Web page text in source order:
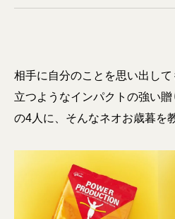
相手に自分のことを思い出し
立つようなインパクトの強い
の4人に、そんなネオお歳暮を